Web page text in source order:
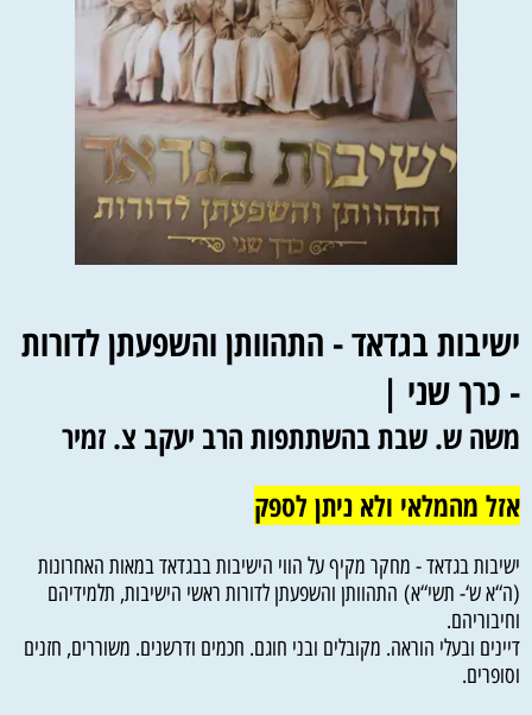
ישיבות בגדאד - התהוותן והשפעתן לדורות
- כרך שני |
משה ש. שבת בהשתתפות הרב יעקב צ. זמיר
אזל מהמלאי ולא ניתן לספק
ישיבות בגדאד - מחקר מקיף על הווי הישיבות בבגדאד במאות האחרונות
(ה“א ש‘- תשי“א) התהוותן והשפעתן לדורות ראשי הישיבות, תלמידיהם
וחיבוריהם.
דיינים ובעלי הוראה. מקובלים ובני חוגם. חכמים ודרשנים. משוררים, חזנים
וסופרים.